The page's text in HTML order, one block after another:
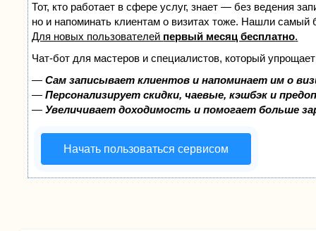
Тот, кто работает в сфере услуг, знает — без ведения
но и напоминать клиентам о визитах тоже. Нашли
Для новых пользователей первый месяц бесплатно.
Чат-бот для мастеров и специалистов, который
—Сам записывает клиентов и напоминает им о
—Персонализирует скидки, чаевые, кэшбэк и
—Увеличивает доходимость и помогает больше
Начать пользоваться сервисом